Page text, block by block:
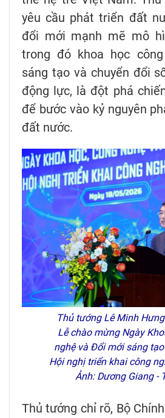
yêu cầu phát triển đất
đổi mới mạnh mẽ mô
trong đó khoa học
sáng tạo và chuyển đổi
động lực, là đột phá
để bước vào kỷ nguyên
đất nước.
Thủ tướng Lê Minh
Lễ chào mừng Ngày
nghệ và Đổi mới sáng
Hội nghị triển khai công
Ảnh: Dương Giang -
Thủ tướng chỉ rõ, Bộ